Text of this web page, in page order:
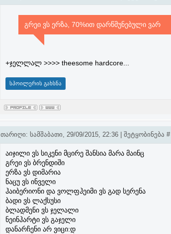
გრეი ვს ერზა, 70%ით დარწმუნებული ვარ
+ჯელლალ >>>> theesome hardcore...
თარიღი: სამშაბათი, 29/09/2015, 22:36 | შეტყობინება #
აიჯილი ვს სიკენი მცირე შანსია მარა მაინც
გრეი ვს ბრენდიში
ერზა ვს დიმარია
ნაცუ ვს ინველი
ჰაიბერიონი და ვოლფჰეიმი ვს გად სერენა
ბადი ვს ლაქსუსი
ბლადმენი ვს ჯელალი
ნეინჰარტი ვს გაჯელი
დანარჩენი არ ვიცი:დ